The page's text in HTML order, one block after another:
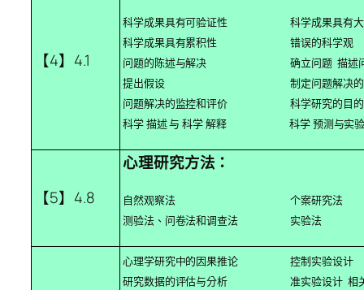
【4】4.1
科学成果具有可验证性 科学成果具有大
科学成果具有累积性 错误的科学观
问题的陈述与解决 确立问题 描述
提出假设 制定问题解决的
问题解决的监控和评价 科学研究的目的
科学 描述 与 科学 解释 科学 预测与实验
【5】4.8
心理研究方法：
自然观察法 个案研究法
测验法、问卷法和调查法 实验法
心理学研究中的因果推论 控制实验设计
研究数据的评估与分析 准实验设计 相